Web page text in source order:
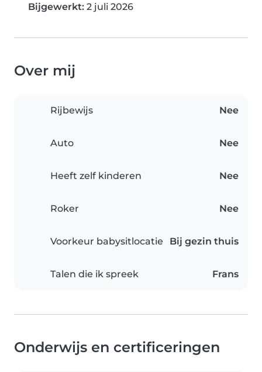
Bijgewerkt: 2 juli 2026
Over mij
Rijbewijs Nee
Auto Nee
Heeft zelf kinderen Nee
Roker Nee
Voorkeur babysitlocatie Bij gezin thuis
Talen die ik spreek Frans
Onderwijs en certificeringen